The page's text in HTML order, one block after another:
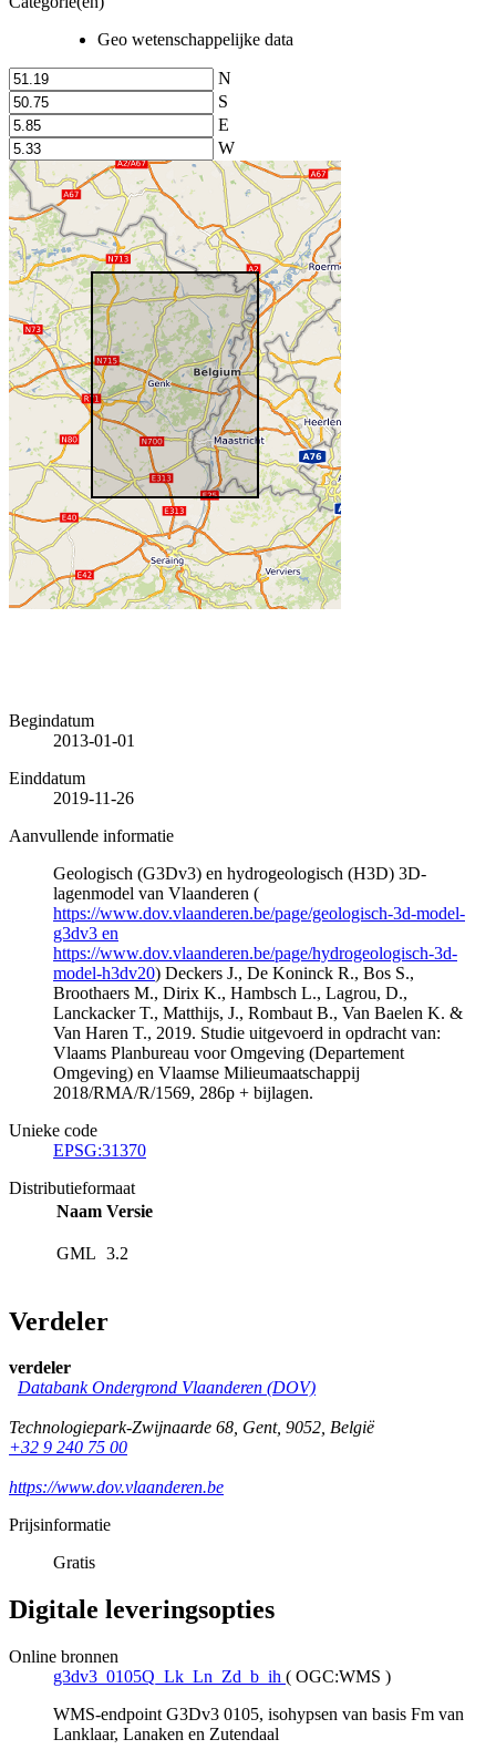
Geo wetenschappelijke data
N
S
E
W
Begindatum
2013-01-01
Einddatum
2019-11-26
Aanvullende informatie
Geologisch (G3Dv3) en hydrogeologisch (H3D) 3D-
lagenmodel van Vlaanderen (
https://www.dov.vlaanderen.be/page/geologisch-3d-model-
g3dv3 en
https://www.dov.vlaanderen.be/page/hydrogeologisch-3d-
model-h3dv20) Deckers J., De Koninck R., Bos S.,
Broothaers M., Dirix K., Hambsch L., Lagrou, D.,
Lanckacker T., Matthijs, J., Rombaut B., Van Baelen K. &
Van Haren T., 2019. Studie uitgevoerd in opdracht van:
Vlaams Planbureau voor Omgeving (Departement
Omgeving) en Vlaamse Milieumaatschappij
2018/RMA/R/1569, 286p + bijlagen.
Unieke code
EPSG:31370
Distributieformaat
Naam Versie
GML 3.2
Verdeler
verdeler
Databank Ondergrond Vlaanderen (DOV)
Technologiepark-Zwijnaarde 68, Gent, 9052, België
+32 9 240 75 00
https://www.dov.vlaanderen.be
Prijsinformatie
Gratis
Digitale leveringsopties
Online bronnen
g3dv3_0105Q_Lk_Ln_Zd_b_ih ( OGC:WMS )
WMS-endpoint G3Dv3 0105, isohypsen van basis Fm van
Lanklaar, Lanaken en Zutendaal